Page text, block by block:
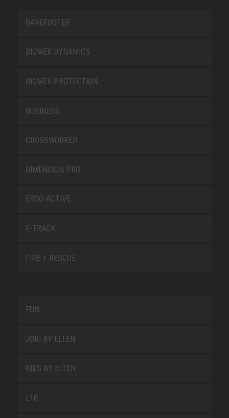
BAREFOOTER
BIOMEX DYNAMICS
BIOMEX PROTECTION
BUSINESS
CROSSWORKER
DIMENSION PRO
ERGO-ACTIVE
E-TRACK
FIRE + RESCUE
FUN
JORI BY ELTEN
KIDS BY ELTEN
L10